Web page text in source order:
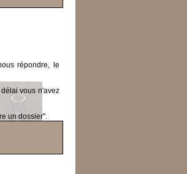
répondre, le
vous n'avez
un dossier".